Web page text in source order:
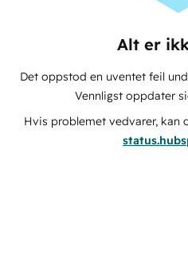
Alt er
Det oppstod en uventet feil
Vennligst oppdater
Hvis problemet vedvarer, kan